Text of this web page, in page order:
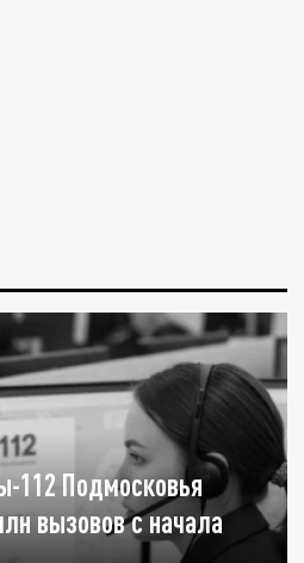
112 Подмосковья
вызовов с начала